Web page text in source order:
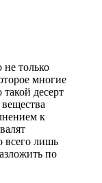
не только
многие
десерт
к
всего лишь
по